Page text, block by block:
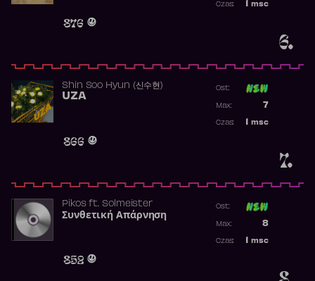
6.
876
msc
Czas:
7.
Shin Soo Hyun (신수현)
UZA
866
Ost:
7
Max:
msc
Czas:
Pikosft. Solmeister
Συνθετική Απάρνηση
852
Ost:
8
Max:
msc
Czas: